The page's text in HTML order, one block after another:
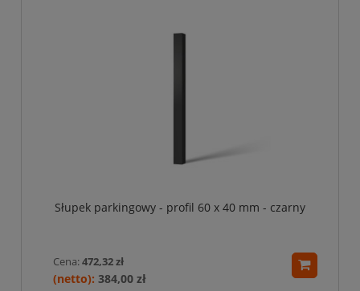
Słupek parkingowy - profil 60 x 40 mm - czarny
Cena:472,32 zł
384,00 zł